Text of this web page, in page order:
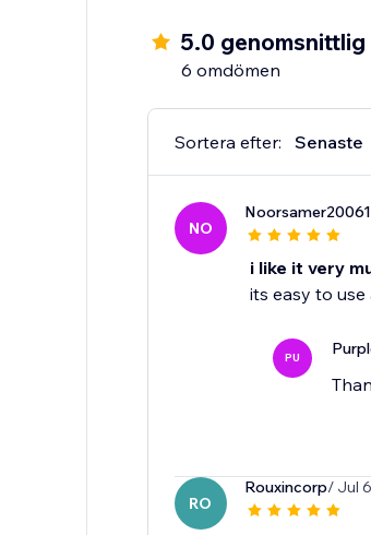
5.0
6 omdömen
Sortera efter: Senaste
NO
Noorsamer20061
i like it very
its easy to
PU
RO
Rouxincorp/ Jul